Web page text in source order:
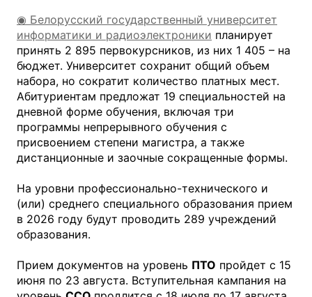
◉ Белорусский государственный университет
информатики и радиоэлектроники планирует
принять 2 895 первокурсников, из них 1 405 – на
бюджет. Университет сохранит общий объем
набора, но сократит количество платных мест.
Абитуриентам предложат 19 специальностей на
дневной форме обучения, включая три
программы непрерывного обучения с
присвоением степени магистра, а также
дистанционные и заочные сокращенные формы.
На уровни профессионально-технического и
(или) среднего специального образования прием
в 2026 году будут проводить 289 учреждений
образования.
Прием документов на уровень ПТО пройдет с 15
июня по 23 августа. Вступительная кампания на